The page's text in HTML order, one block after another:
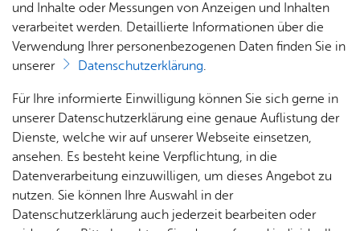
Über­sicht Bür­ger & Stadt
Rat­
haus &
Bür­
ger­
ser­vice
Rat­
häu­ser
Nach­
rich­
ten,
Vi­de­os
& Bil­
der
Me­di­
Jobs
Stel­
len­an­
ge­bo­te
Aus­bil­
dung &
Stu­di­
Bauen
& Um­
welt
Geo­
da­ten
Ge­
sund­
heit &
kum
Vor­le­sen
Er­zie­hungs­bei­stand - Un­ter­
stüt­zung durch Be­treu­ungs­
hel­fer be­an­tra­gen
Ein Erziehungsbeistand und der Betreuungshelfer können
Kindern und Jugendlichen im Alltag, im Umgang mit Ihnen
und Inhalte oder Messungen von Anzeigen und Inhalten
verarbeitet werden. Detaillierte Informationen über die
Verwendung Ihrer personenbezogenen Daten finden Sie in
unserer
Datenschutzerklärung.
Für Ihre informierte Einwilligung können Sie sich gerne in
unserer Datenschutzerklärung eine genaue Auflistung der
Dienste, welche wir auf unserer Webseite einsetzen,
ansehen. Es besteht keine Verpflichtung, in die
Datenverarbeitung einzuwilligen, um dieses Angebot zu
nutzen. Sie können Ihre Auswahl in der
Datenschutzerklärung auch jederzeit bearbeiten oder